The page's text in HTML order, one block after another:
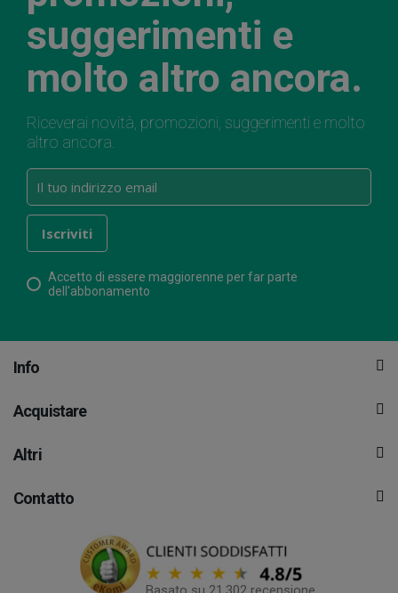
suggerimenti e
molto altro ancora.
Riceverai novità, promozioni, suggerimenti e molto
altro ancora.
Accetto di essere maggiorenne per far parte
dell'abbonamento
Info
Acquistare
Altri
Contatto